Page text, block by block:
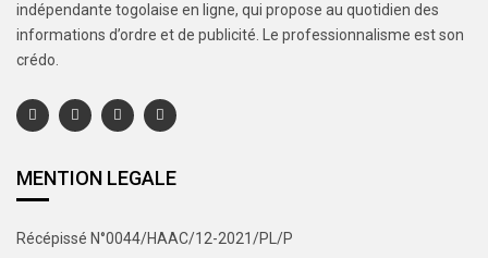
indépendante togolaise en ligne, qui propose au quotidien des
informations d’ordre et de publicité. Le professionnalisme est son
crédo.
MENTION LEGALE
Récépissé N°0044/HAAC/12-2021/PL/P